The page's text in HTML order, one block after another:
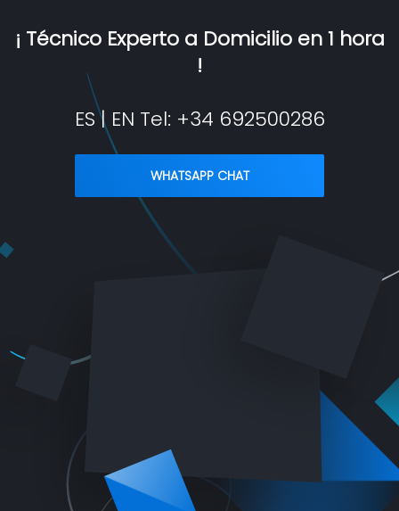
¡ Técnico Experto a Domicilio en 1 hora
!
ES | EN Tel: +34 692500286
WHATSAPP CHAT